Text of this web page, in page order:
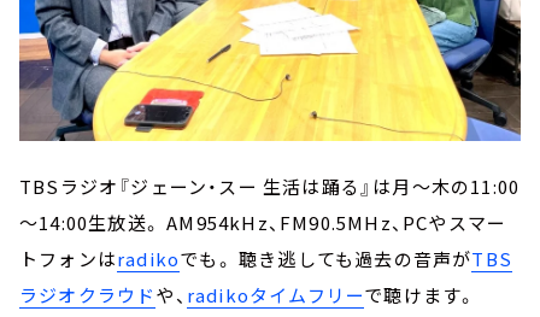
TBSラジオ『ジェーン・スー 生活は踊る』は月～木の11:00
～14:00生放送。 AM954kHz、FM90.5MHz、PCやスマー
トフォンはradikoでも。 聴き逃しても過去の音声がTBS
ラジオクラウドや、 radikoタイムフリーで聴けます。